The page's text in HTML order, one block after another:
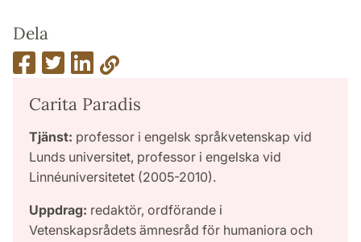
Dela
Carita Paradis
Tjänst: professor i engelsk språkvetenskap vid
Lunds universitet, professor i engelska vid
Linnéuniversitetet (2005-2010).
Uppdrag: redaktör, ordförande i
Vetenskapsrådets ämnesråd för humaniora och